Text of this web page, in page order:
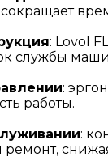
сокращает
: Lovol
службы
:
работы.
: